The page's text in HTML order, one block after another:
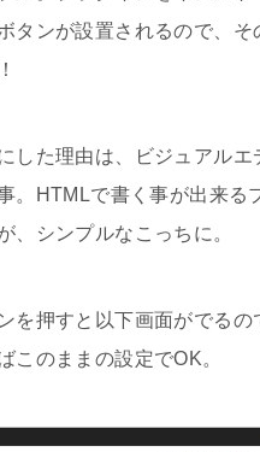
タンが設置されるので、そ
した理由は、ビジュアルエ
。HTMLで書く事が出来る
、シンプルなこっちに。
を押すと以下画面がでるの
このままの設定でOK。